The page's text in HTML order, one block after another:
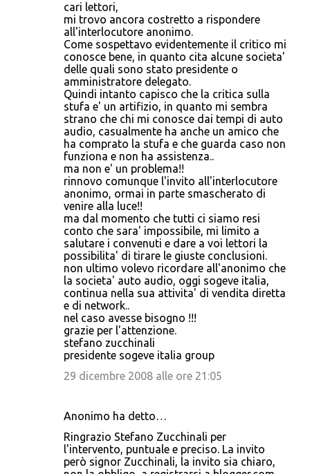
cari lettori,
mi trovo ancora costretto a rispondere
all'interlocutore anonimo.
Come sospettavo evidentemente il critico mi
conosce bene, in quanto cita alcune societa'
delle quali sono stato presidente o
amministratore delegato.
Quindi intanto capisco che la critica sulla
stufa e' un artifizio, in quanto mi sembra
strano che chi mi conosce dai tempi di auto
audio, casualmente ha anche un amico che
ha comprato la stufa e che guarda caso non
funziona e non ha assistenza..
ma non e' un problema!!
rinnovo comunque l'invito all'interlocutore
anonimo, ormai in parte smascherato di
venire alla luce!!
ma dal momento che tutti ci siamo resi
conto che sara' impossibile, mi limito a
salutare i convenuti e dare a voi lettori la
possibilita' di tirare le giuste conclusioni.
non ultimo volevo ricordare all'anonimo che
la societa' auto audio, oggi sogeve italia,
continua nella sua attivita' di vendita diretta
e di network..
nel caso avesse bisogno !!!
grazie per l'attenzione.
stefano zucchinali
presidente sogeve italia group
29 dicembre 2008 alle ore 21:05
Anonimo ha detto…
Ringrazio Stefano Zucchinali per
l'intervento, puntuale e preciso. La invito
però signor Zucchinali, la invito sia chiaro,